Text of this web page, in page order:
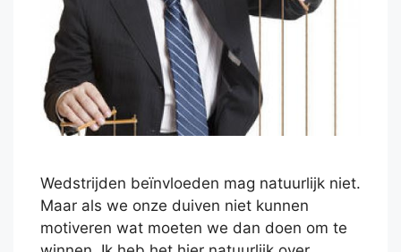
Wedstrijden beïnvloeden mag natuurlijk niet.
Maar als we onze duiven niet kunnen
motiveren wat moeten we dan doen om te